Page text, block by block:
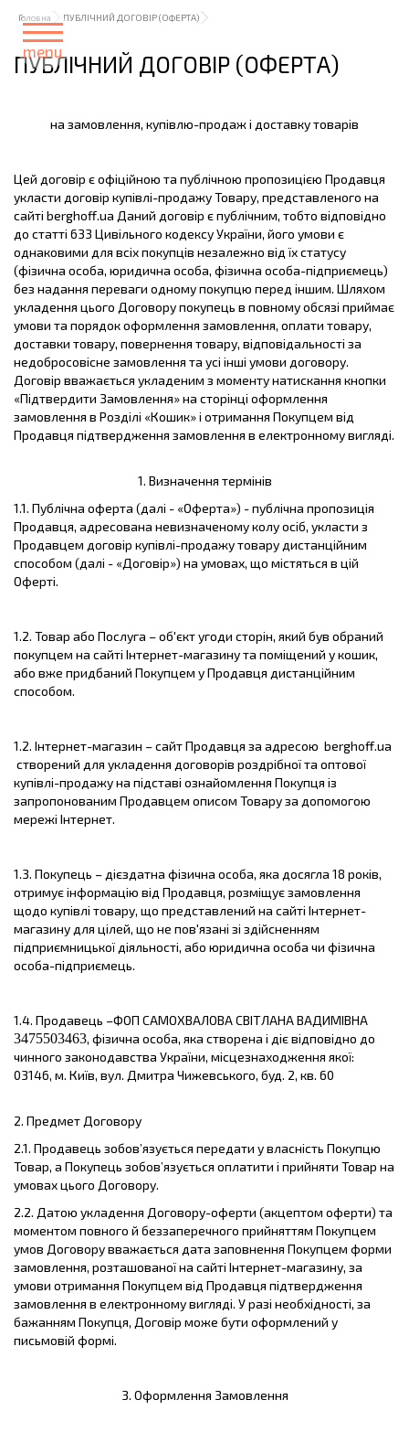
menu
Головна ПУБЛІЧНИЙ ДОГОВІР (ОФЕРТА)
ПУБЛІЧНИЙ ДОГОВІР (ОФЕРТА)
на замовлення, купівлю-продаж і доставку товарів
Цей договір є офіційною та публічною пропозицією Продавця
укласти договір купівлі-продажу Товару, представленого на
сайті berghoff.ua Даний договір є публічним, тобто відповідно
до статті 633 Цивільного кодексу України, його умови є
однаковими для всіх покупців незалежно від їх статусу
(фізична особа, юридична особа, фізична особа-підприємець)
без надання переваги одному покупцю перед іншим. Шляхом
укладення цього Договору покупець в повному обсязі приймає
умови та порядок оформлення замовлення, оплати товару,
доставки товару, повернення товару, відповідальності за
недобросовісне замовлення та усі інші умови договору.
Договір вважається укладеним з моменту натискання кнопки
«Підтвердити Замовлення» на сторінці оформлення
замовлення в Розділі «Кошик» і отримання Покупцем від
Продавця підтвердження замовлення в електронному вигляді.
1. Визначення термінів
1.1. Публічна оферта (далі - «Оферта») - публічна пропозиція
Продавця, адресована невизначеному колу осіб, укласти з
Продавцем договір купівлі-продажу товару дистанційним
способом (далі - «Договір») на умовах, що містяться в цій
Оферті.
1.2. Товар або Послуга – об'єкт угоди сторін, який був обраний
покупцем на сайті Інтернет-магазину та поміщений у кошик,
або вже придбаний Покупцем у Продавця дистанційним
способом.
1.2. Інтернет-магазин – сайт Продавця за адресою berghoff.ua
створений для укладення договорів роздрібної та оптової
купівлі-продажу на підставі ознайомлення Покупця із
запропонованим Продавцем описом Товару за допомогою
мережі Інтернет.
1.3. Покупець – дієздатна фізична особа, яка досягла 18 років,
отримує інформацію від Продавця, розміщує замовлення
щодо купівлі товару, що представлений на сайті Інтернет-
магазину для цілей, що не пов'язані зі здійсненням
підприємницької діяльності, або юридична особа чи фізична
особа-підприємець.
1.4. Продавець –ФОП САМОХВАЛОВА СВІТЛАНА ВАДИМІВНА
3475503463, фізична особа, яка створена і діє відповідно до
чинного законодавства України, місцезнаходження якої:
03146, м. Київ, вул. Дмитра Чижевського, буд. 2, кв. 60
2. Предмет Договору
2.1. Продавець зобов’язується передати у власність Покупцю
Товар, а Покупець зобов’язується оплатити і прийняти Товар на
умовах цього Договору.
2.2. Датою укладення Договору-оферти (акцептом оферти) та
моментом повного й беззаперечного прийняттям Покупцем
умов Договору вважається дата заповнення Покупцем форми
замовлення, розташованої на сайті Інтернет-магазину, за
умови отримання Покупцем від Продавця підтвердження
замовлення в електронному вигляді. У разі необхідності, за
бажанням Покупця, Договір може бути оформлений у
письмовій формі.
3. Оформлення Замовлення